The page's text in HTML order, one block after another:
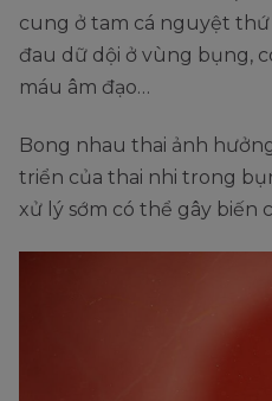
cung ở tam cá nguyệt thứ
đau dữ dội ở vùng bụng,
máu âm đạo…
Bong nhau thai ảnh
triển của thai nhi trong
xử lý sớm có thể gây biến